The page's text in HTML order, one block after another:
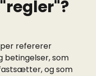
refererer
betingelser, som
og som